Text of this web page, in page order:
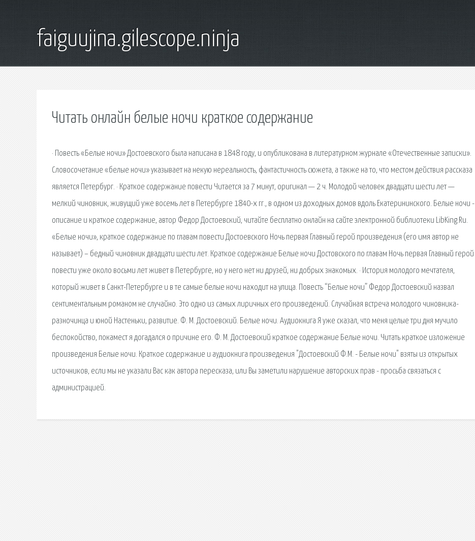
faiguujina.gilescope.ninja
Читать онлайн белые ночи краткое содержание
· Повесть «Белые ночи» Достоевского была написана в 1848 году, и опубликована в литературном журнале «Отечественные записки».
Словосочетание «белые ночи» указывает на некую нереальность, фантастичность сюжета, а также на то, что местом действия рассказа
является Петербург. · Краткое содержание повести Читается за 7 минут, оригинал — 2 ч. Молодой человек двадцати шести лет —
мелкий чиновник, живущий уже восемь лет в Петербурге 1840-х гг., в одном из доходных домов вдоль Екатерининского. Белые ночи -
описание и краткое содержание, автор Федор Достоевский, читайте бесплатно онлайн на сайте электронной библиотеки LibKing.Ru.
«Белые ночи», краткое содержание по главам повести Достоевского Ночь первая Главный герой произведения (его имя автор не
называет) – бедный чиновник двадцати шести лет. Краткое содержание Белые ночи Достовского по главам Ночь первая Главный герой
повести уже около восьми лет живет в Петербурге, но у него нет ни друзей, ни добрых знакомых. · История молодого мечтателя,
который живет в Санкт-Петербурге и в те самые белые ночи находит на улица. Повесть “Белые ночи” Федор Достоевский назвал
сентиментальным романом не случайно. Это одно из самых лиричных его произведений. Случайная встреча молодого чиновника-
разночинца и юной Настеньки, развитие. Ф. М. Достоевский. Белые ночи. Аудиокнига Я уже сказал, что меня целые три дня мучило
беспокойство, покамест я догадался о причине его. Ф. М. Достоевский краткое содержание Белые ночи. Читать краткое изложение
произведения Белые ночи. Краткое содержание и аудиокнига произведения "Достоевский Ф.М. - Белые ночи" взяты из открытых
источников, если мы не указали Вас как автора пересказа, или Вы заметили нарушение авторских прав - просьба связаться с
администрацией.